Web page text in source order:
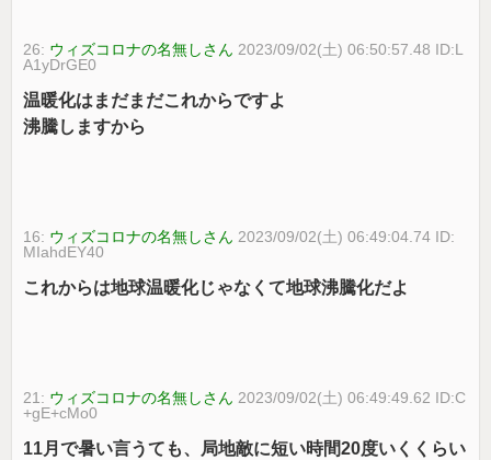
26: ウィズコロナの名無しさん 2023/09/02(土) 06:50:57.48 ID:L
A1yDrGE0
温暖化はまだまだこれからですよ
沸騰しますから
16: ウィズコロナの名無しさん 2023/09/02(土) 06:49:04.74 ID:
MIahdEY40
これからは地球温暖化じゃなくて地球沸騰化だよ
21: ウィズコロナの名無しさん 2023/09/02(土) 06:49:49.62 ID:C
+gE+cMo0
11月で暑い言うても、局地敵に短い時間20度いくくらい